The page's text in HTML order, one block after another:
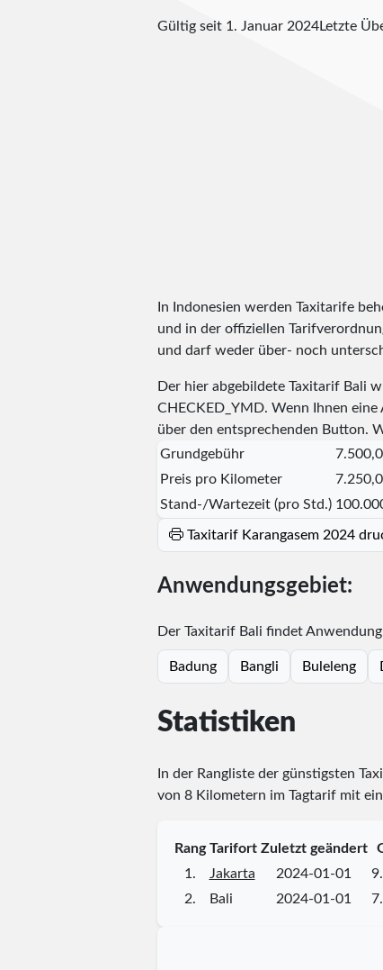
Gültig seit 1. Januar 2024Letzte
In Indonesien werden Taxitarife
und in der offiziellen
und darf weder über- noch
Der hier abgebildete Taxitarif Bali
CHECKED_YMD. Wenn Ihnen eine
über den entsprechenden Button.
Grundgebühr
Preis pro Kilometer
Stand-/Wartezeit (pro Std.)
Taxitarif Karangasem 2024
Anwendungsgebiet:
Der Taxitarif Bali findet
Badung Bangli Buleleng
Statistiken
In der Rangliste der günstigsten
von 8 Kilometern im Tagtarif mit
Rang Tarifort Zuletzt geändert
1.
Jakarta 2024-01-01
2.
Bali 2024-01-01